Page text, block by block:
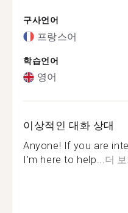
구사언어
프랑스어
학습언어
영어
이상적인 대화 상대
Anyone! If you are
I'm here to help...더